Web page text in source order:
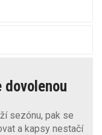
dovolenou
sezónu, pak se
a kapsy nestačí